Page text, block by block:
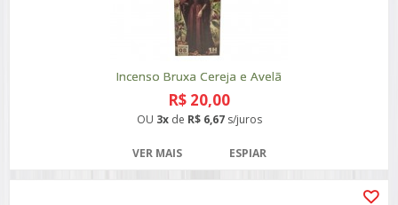
Incenso Bruxa Cereja e Avelã
R$ 20,00
OU 3xde R$ 6,67s/juros
VER MAIS ESPIAR